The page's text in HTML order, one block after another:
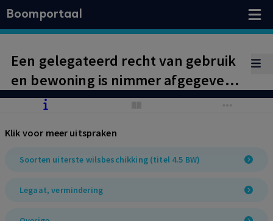
Boomportaal
Een gelegateerd recht van gebruik
en bewoning is nimmer afgegeven
aan de legataris, die de inmiddels
geleverde woning dan ook moet
ontruimen.
Klik voor meer uitspraken
Soorten uiterste wilsbeschikking (titel 4.5 BW)
Legaat, vermindering